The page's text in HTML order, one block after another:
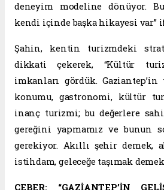
deneyim modeline dönüyor.
kendi içinde başka hikayesi var”
Şahin, kentin turizmdeki
dikkati çekerek, “Kültür
imkanları gördük.
konumu, gastronomi, kültür
inanç turizmi; bu değerlere
gereğini yapmamız ve bunun
gerekiyor. Akıllı şehir demek,
istihdam, geleceğe taşımak
ÇEBER: “GAZİANTEP’İN